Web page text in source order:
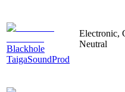
Blackhole
TaigaSoundProd
Electronic,
Neutral